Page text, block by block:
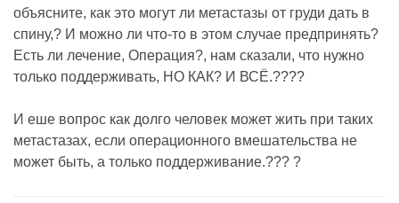
объясните, как это могут ли метастазы от груди дать в
спину,? И можно ли что-то в этом случае предпринять?
Есть ли лечение, Операция?, нам сказали, что нужно
только поддерживать, НО КАК? И ВСЁ.????
И еше вопрос как долго человек может жить при таких
метастазах, если операционного вмешательства не
может быть, а только поддерживание.??? ?